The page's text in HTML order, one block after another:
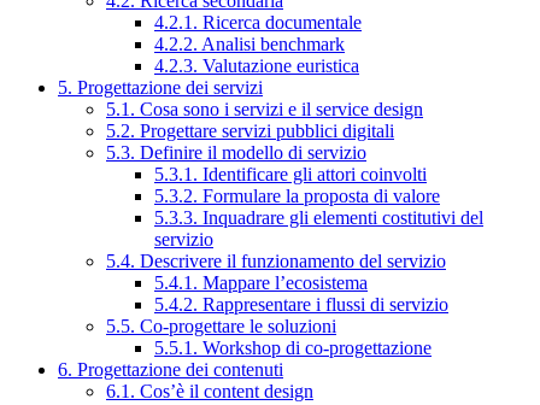
4.2.1. Ricerca documentale
4.2.2. Analisi benchmark
4.2.3. Valutazione euristica
5. Progettazione dei servizi
5.1. Cosa sono i servizi e il service design
5.2. Progettare servizi pubblici digitali
5.3. Definire il modello di servizio
5.3.1. Identificare gli attori coinvolti
5.3.2. Formulare la proposta di valore
5.3.3. Inquadrare gli elementi costitutivi del
servizio
5.4. Descrivere il funzionamento del servizio
5.4.1. Mappare l’ecosistema
5.4.2. Rappresentare i flussi di servizio
5.5. Co-progettare le soluzioni
5.5.1. Workshop di co-progettazione
6. Progettazione dei contenuti
6.1. Cos’è il content design